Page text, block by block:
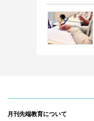
月刊先端教育について